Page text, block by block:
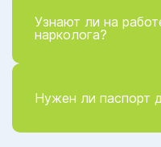
Узнают ли на
нарколога?
Нужен ли паспорт